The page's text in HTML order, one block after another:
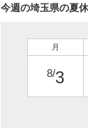
今週の埼玉県の夏
月
8/3